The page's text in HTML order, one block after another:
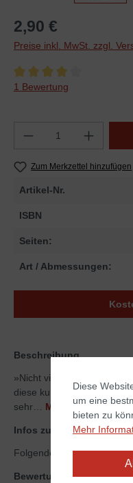
2,90 €
Preise inkl. MwSt. zzgl.
Durchschnittliche
1 Bewertung
Zum Merkzettel hinzufügen
Artikel-Nr.
ISBN
Seiten:
Art / Abmessungen:
Beschreibung
»Nicht viele Leben, nur
diese kurze Spanne Zeit.«
sehr… Mehr
Infos zum Autor
Folgende Infos zum Autor
Bewertungen
Diese
um eine
bieten zu
Mehr